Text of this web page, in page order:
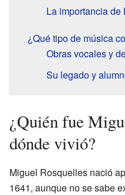
La importancia
¿Qué tipo de música
Obras vocales y
Su legado y
¿Quién fue
dónde vivió?
Miguel Rosquelles nació
1641, aunque no se sabe